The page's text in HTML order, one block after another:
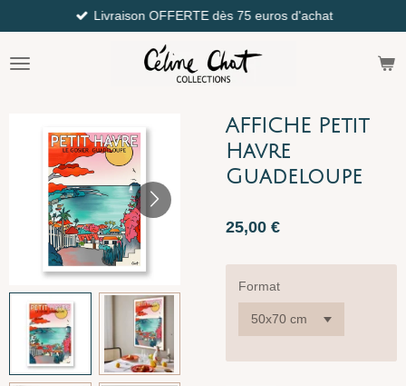
au
contenu
principal
Livraison OFFERTE dès 75 euros d'achat
AFFICHE Petit
Havre
Guadeloupe
25,00 €
Format